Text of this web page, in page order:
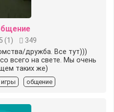
(1 )
349
дружба. Все тут)))
всего на свете. Мы очень
таких же)
игры общение